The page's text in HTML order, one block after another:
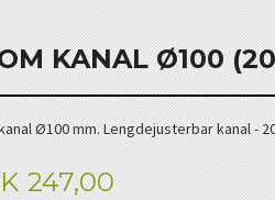
KANAL Ø100
Ø100 mm. Lengdejusterbar kanal -
247,00